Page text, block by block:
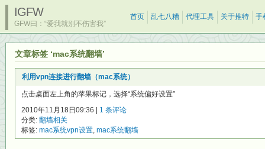
IGFW
GFW曰：“爱我就别不伤害我”
首页 乱七八糟 代理工具 关于推特 手
文章标签 ‘mac系统翻墙’
利用vpn连接进行翻墙（mac系统）
点击桌面左上角的苹果标记，选择“系统偏好设置”
2010年11月18日09:36 | 1 条评论
分类: 翻墙相关
标签: mac系统vpn设置, mac系统翻墙